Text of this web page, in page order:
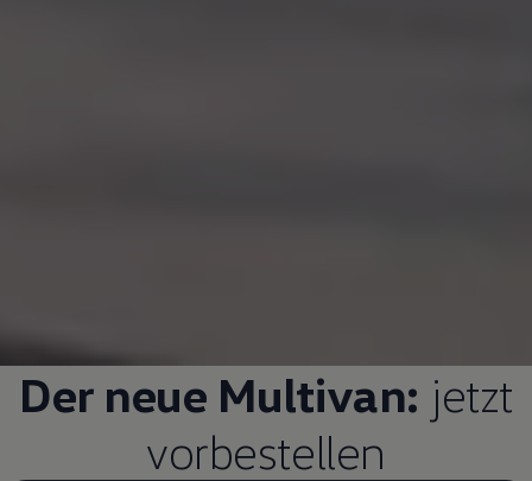
Der neue Multivan: jetzt
vorbestellen